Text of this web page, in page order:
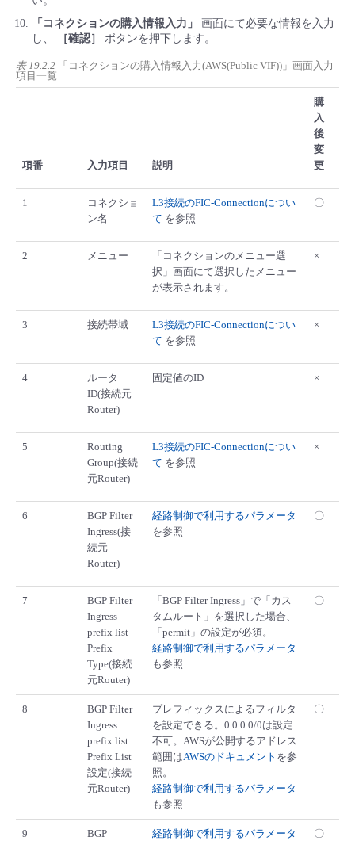
「コネクションの購入情報入力」
画面にて必要な情報を入力
し、
［確認］ ボタンを押下します。
表 19.2.2
「コネクションの購入情報入力(AWS(Public VIF))」画面入力
項目一覧
項番 入力項目 説明
購
入
後
変
更
1
コネクショ
ン名
L3接続のFIC-Connectionについ
て を参照
〇
2 メニュー
「コネクションのメニュー選
択」画面にて選択したメニュー
が表示されます。
×
3 接続帯域
L3接続のFIC-Connectionについ
て を参照
×
4
ルータ
ID(接続元
Router)
固定値のID ×
5
Routing
Group(接続
元Router)
L3接続のFIC-Connectionについ
て を参照
×
6
BGP Filter
Ingress(接
続元
Router)
経路制御で利用するパラメータ
を参照
〇
7
BGP Filter
Ingress
prefix list
Prefix
Type(接続
元Router)
「BGP Filter Ingress」で「カス
タムルート」を選択した場合、
「permit」の設定が必須。
経路制御で利用するパラメータ
も参照
〇
8
BGP Filter
Ingress
prefix list
Prefix List
設定(接続
元Router)
プレフィックスによるフィルタ
を設定できる。0.0.0.0/0は設定
不可。AWSが公開するアドレス
範囲はAWSのドキュメント を参
照。
経路制御で利用するパラメータ
も参照
〇
9
BGP
経路制御で利用するパラメータ
〇